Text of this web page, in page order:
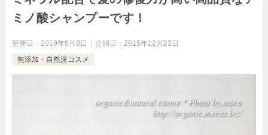
ミノ酸シャンプーです！
更新日： 2019年9月8日 公開日： 2015年12月22日
無添加・自然派コスメ